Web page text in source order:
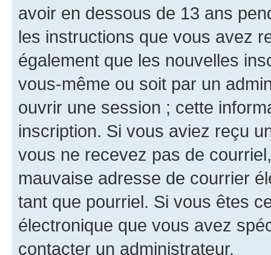
avoir en dessous de 13 ans
les instructions que vous avez
également que les nouvelles
vous-même ou soit par un
ouvrir une session ; cette
inscription. Si vous aviez reçu
vous ne recevez pas de
mauvaise adresse de courrier
tant que pourriel. Si vous êtes
électronique que vous avez
contacter un administrateur.